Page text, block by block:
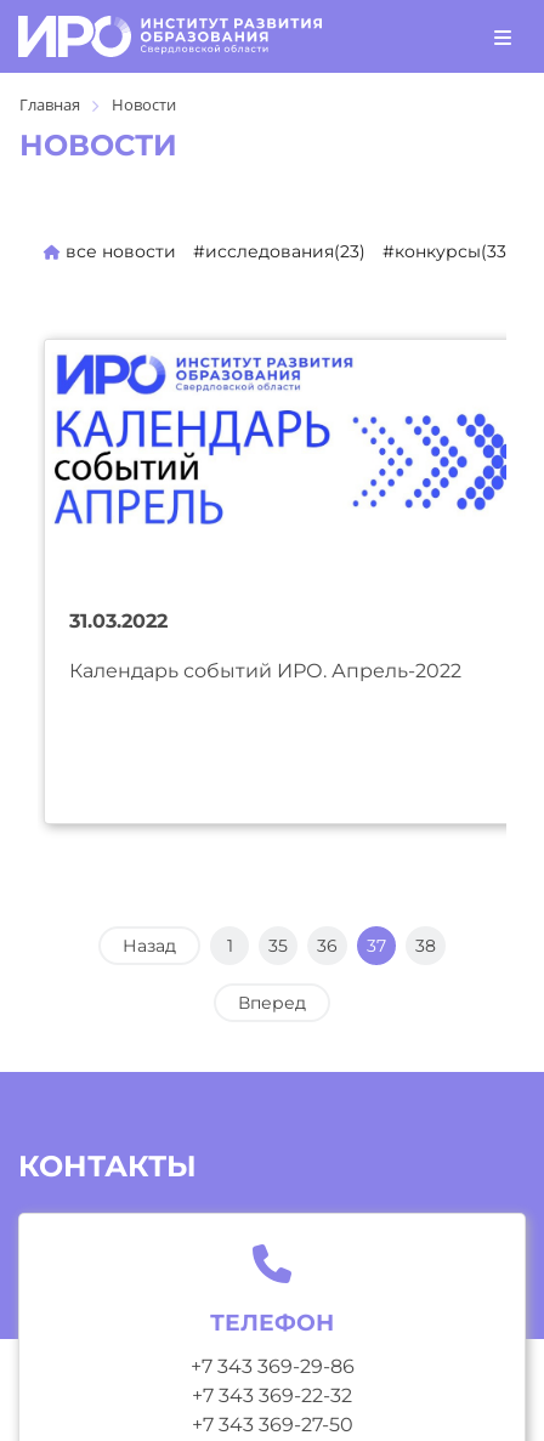
Главная Новости
НОВОСТИ
все новости #исследования(23) #конкурсы(330)
31.03.2022
Календарь событий ИРО. Апрель-2022
Назад 1 35 36 37 38
Вперед
КОНТАКТЫ
ТЕЛЕФОН
+7 343 369-29-86
+7 343 369-22-32
+7 343 369-27-50